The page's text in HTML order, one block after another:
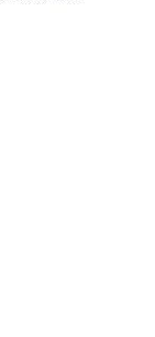
profesor aborda
la educación:
afrontar
muy
crisis en que